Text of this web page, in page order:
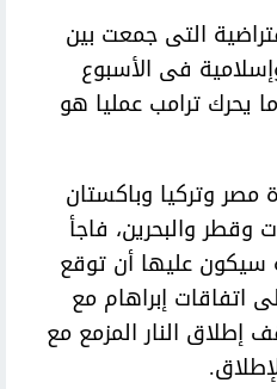
التى جمعت بين
عربية وإسلامية فى الأسبوع
ترامب عمليا هو
وتركيا وباكستان
وقطر والبحرين، فاجأ
سيكون عليها أن توقع
اتفاقات إبراهام مع
إطلاق النار المزمع مع